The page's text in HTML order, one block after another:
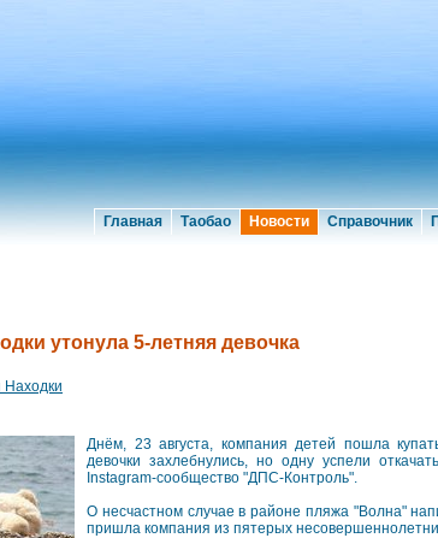
Главная Таобао Новости Справочник
утонула 5-летняя девочка
Находки
Днём, 23 августа, компания детей пошла
девочки захлебнулись, но одну успели
Instagram-сообщество "ДПС-Контроль".
О несчастном случае в районе пляжа "Волна"
пришла компания из пятерых